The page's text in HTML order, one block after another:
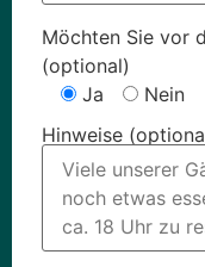
Möchten Sie vor
(optional)
Ja
Nein
Hinweise